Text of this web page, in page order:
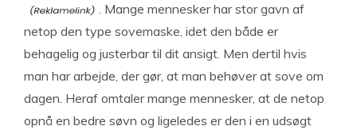
. Mange mennesker har stor gavn af
netop den type sovemaske, idet den både er
behagelig og justerbar til dit ansigt. Men dertil hvis
man har arbejde, der gør, at man behøver at sove om
dagen. Heraf omtaler mange mennesker, at de netop
opnå en bedre søvn og ligeledes er den i en udsøgt